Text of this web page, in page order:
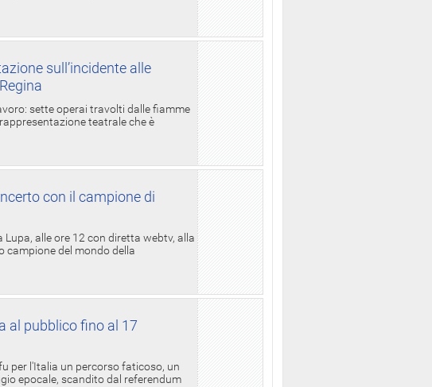
sull’incidente alle
sette operai travolti dalle fiamme
teatrale che è
con il campione di
alle ore 12 con diretta webtv, alla
campione del mondo della
al pubblico fino al 17
per l'Italia un percorso faticoso, un
epocale, scandito dal referendum